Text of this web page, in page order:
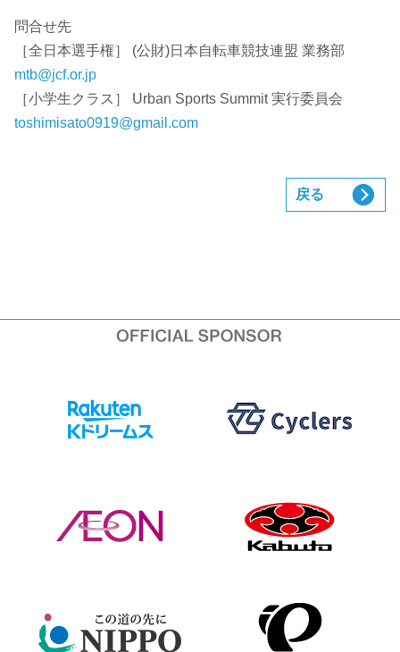
問合せ先
［全日本選手権］ (公財)日本自転車競技連盟 業務部
mtb@jcf.or.jp
［小学生クラス］ Urban Sports Summit 実行委員会
toshimisato0919@gmail.com
戻る